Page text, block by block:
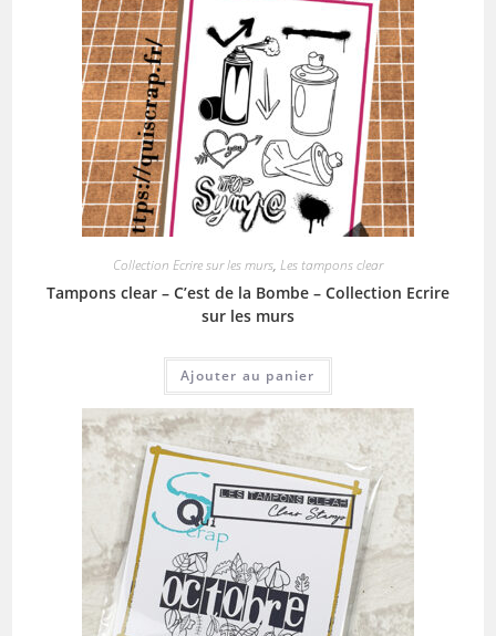
Collection Ecrire sur les murs, Les tampons clear
Tampons clear – C’est de la Bombe – Collection Ecrire
sur les murs
Ajouter au panier